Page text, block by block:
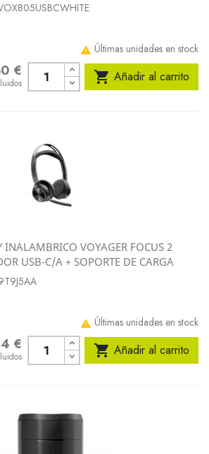
 Últimas unidades en stock
€  Añadir al carrito
INALAMBRICO VOYAGER FOCUS 2
USB-C/A + SOPORTE DE CARGA
 Últimas unidades en stock
€  Añadir al carrito